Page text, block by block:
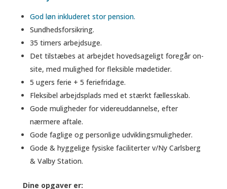
God løn inkluderet stor pension.
Sundhedsforsikring.
35 timers arbejdsuge.
Det tilstæbes at arbejdet hovedsageligt foregår on-
site, med mulighed for fleksible mødetider.
5 ugers ferie + 5 feriefridage.
Fleksibel arbejdsplads med et stærkt fællesskab.
Gode muligheder for videreuddannelse, efter
nærmere aftale.
Gode faglige og personlige udviklingsmuligheder.
Gode & hyggelige fysiske faciliterter v/Ny Carlsberg
& Valby Station.
Dine opgaver er: